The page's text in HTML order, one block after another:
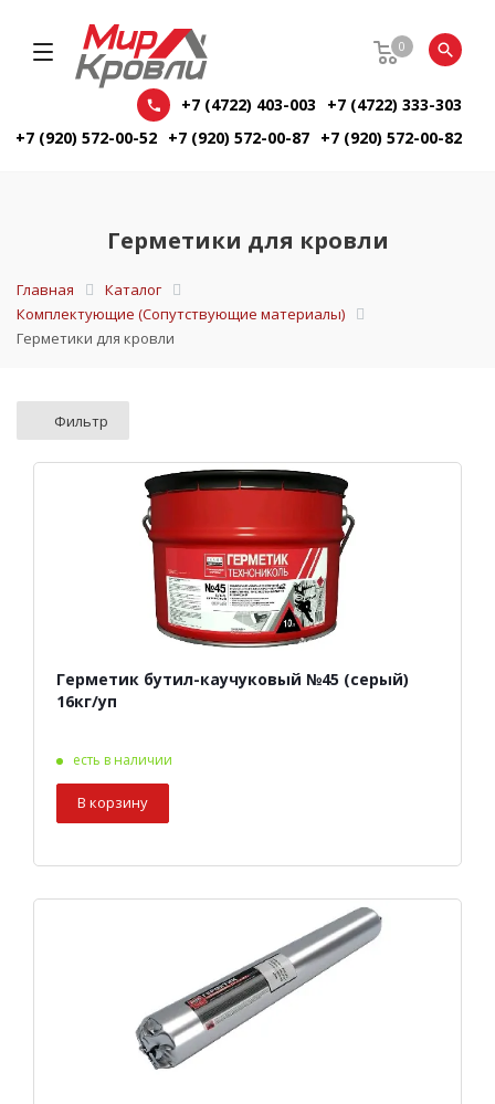
0
+7 (4722) 403-003
+7 (4722) 333-303
+7 (920) 572-00-52 +7 (920) 572-00-87 +7 (920) 572-00-82
Герметики для кровли
Главная
Каталог
Комплектующие (Сопутствующие материалы)
Герметики для кровли
Фильтр
Герметик бутил-каучуковый №45 (серый)
16кг/уп
есть в наличии
В корзину